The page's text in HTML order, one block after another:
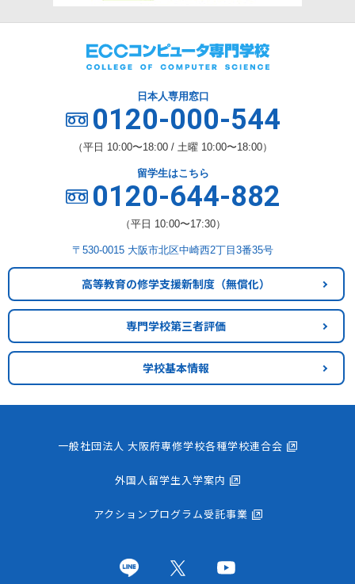
日本人専用窓口
0120-000-544
（平日 10:00〜18:00 / 土曜 10:00〜18:00）
留学生はこちら
0120-644-882
（平日 10:00〜17:30）
〒530-0015 大阪市北区中崎西2丁目3番35号
高等教育の修学支援新制度 （無償化）
専門学校第三者評価
学校基本情報
一般社団法人 大阪府専修学校各種学校連合会
外国人留学生入学案内
アクションプログラム受託事業